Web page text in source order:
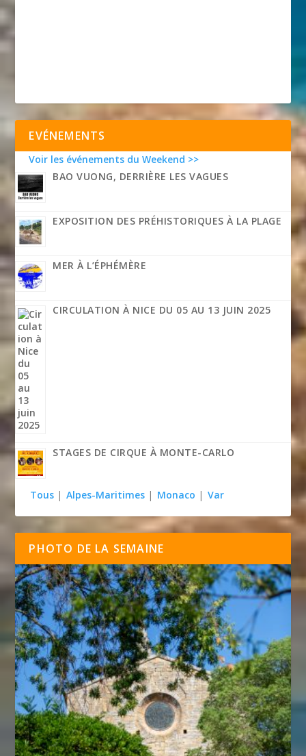
EVÉNEMENTS
Voir les événements du Weekend >>
BAO VUONG, DERRIÈRE LES VAGUES
EXPOSITION DES PRÉHISTORIQUES À LA PLAGE
MER À L’ÉPHÉMÈRE
CIRCULATION À NICE DU 05 AU 13 JUIN 2025
STAGES DE CIRQUE À MONTE-CARLO
Tous | Alpes-Maritimes | Monaco | Var
PHOTO DE LA SEMAINE